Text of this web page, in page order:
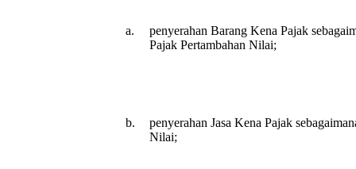
a.
penyerahan Barang Kena Pajak
Pajak Pertambahan Nilai;
b.
penyerahan Jasa Kena Pajak
Nilai;